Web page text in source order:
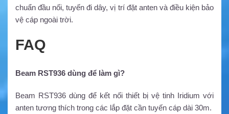
chuẩn đầu nối, tuyến đi dây, vị trí đặt anten và điều kiện bảo
vệ cáp ngoài trời.
FAQ
Beam RST936 dùng để làm gì?
Beam RST936 dùng để kết nối thiết bị vệ tinh Iridium với
anten tương thích trong các lắp đặt cần tuyến cáp dài 30m.